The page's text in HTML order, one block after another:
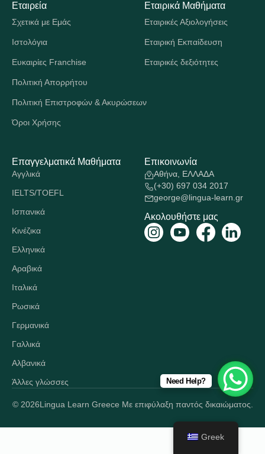
Εταιρεία
Σχετικά με Εμάς
Ιστολόγια
Ευκαιρίες Franchise
Πολιτική Απορρήτου
Πολιτική Επιστροφών & Ακυρώσεων
Όροι Χρήσης
Εταιρικά Μαθήματα
Εταιρικές Αξιολογήσεις
Εταιρική Εκπαίδευση
Εταιρικές δεξιότητες
Επαγγελματικά Μαθήματα
Αγγλικά
IELTS/TOEFL
Ισπανικά
Κινέζικα
Ελληνικά
Αραβικά
Ιταλικά
Ρωσικά
Γερμανικά
Γαλλικά
Αλβανικά
Άλλες γλώσσες
Επικοινωνία
Αθήνα, ΕΛΛΑΔΑ
(+30) 697 034 2017
george@lingua-learn.gr
Ακολουθήστε μας
© 2026Lingua Learn Greece Με επιφύλαξη παντός δικαιώματος.
Need Help?
Greek